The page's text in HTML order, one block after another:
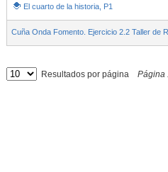
El cuarto de la historia, P1
Cuña Onda Fomento. Ejercicio 2.2 Taller de
Resultados por página Página